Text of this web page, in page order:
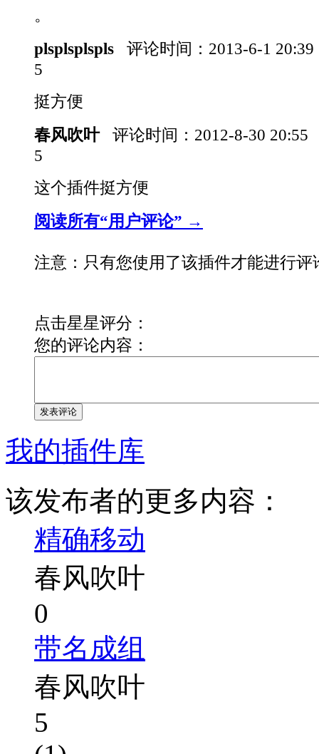
。
plsplsplspls
评论时间： 2013-6-1
5
挺方便
春风吹叶
评论时间： 2012-8-30 20:55
5
这个插件挺方便
阅读所有“用户评论” →
注意：只有您使用了该插件才能进行评
点击星星评分：
您的评论内容：
发表评论
我的插件库
该发布者的更多内容：
精确移动
春风吹叶
0
带名成组
春风吹叶
5